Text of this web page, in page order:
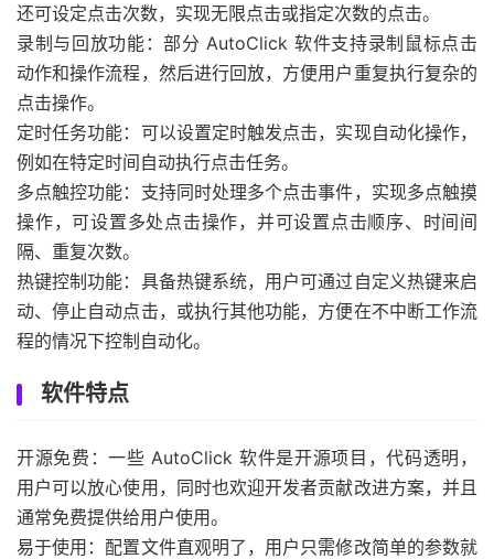
还可设定点击次数，实现无限点击或指定次数的点击。
录制与回放功能：部分 AutoClick 软件支持录制鼠标点击
动作和操作流程，然后进行回放，方便用户重复执行复杂的
点击操作。
定时任务功能：可以设置定时触发点击，实现自动化操作，
例如在特定时间自动执行点击任务。
多点触控功能：支持同时处理多个点击事件，实现多点触摸
操作，可设置多处点击操作，并可设置点击顺序、时间间
隔、重复次数。
热键控制功能：具备热键系统，用户可通过自定义热键来启
动、停止自动点击，或执行其他功能，方便在不中断工作流
程的情况下控制自动化。
软件特点
开源免费：一些 AutoClick 软件是开源项目，代码透明，
用户可以放心使用，同时也欢迎开发者贡献改进方案，并且
通常免费提供给用户使用。
易于使用：配置文件直观明了，用户只需修改简单的参数就